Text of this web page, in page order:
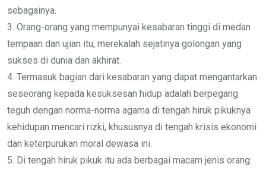
sebagainya.
3. Orang-orang yang mempunyai kesabaran tinggi di medan
tempaan dan ujian itu, merekalah sejatinya golongan yang
sukses di dunia dan akhirat.
4. Termasuk bagian dari kesabaran yang dapat mengantarkan
seseorang kepada kesuksesan hidup adalah berpegang
teguh dengan norma-norma agama di tengah hiruk pikuknya
kehidupan mencari rizki, khususnya di tengah krisis ekonomi
dan keterpurukan moral dewasa ini.
5. Di tengah hiruk pikuk itu ada berbagai macam jenis orang: